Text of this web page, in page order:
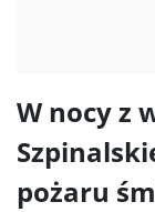
W nocy z
pożaru